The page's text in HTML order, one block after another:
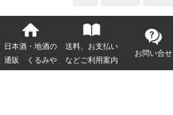
日本酒・地酒の
通販 くるみや
送料、お支払い
などご利用案内
お問い合せ